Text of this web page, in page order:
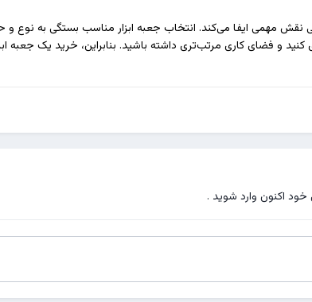
مهمی ایفا می‌کند. انتخاب جعبه ابزار مناسب بستگی به نوع و
کنید و فضای کاری مرتب‌تری داشته باشید. بنابراین، خرید یک جعبه
خود اکنون وارد شوید .